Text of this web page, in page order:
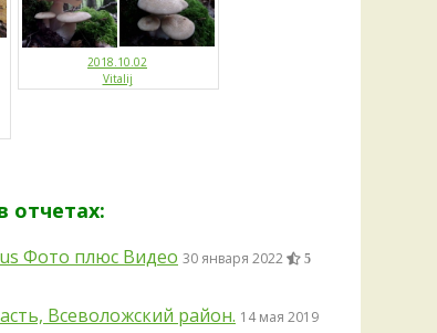
2018.10.02
Vitalij
отчетах:
Фото плюс Видео 30 января 2022
5
Всеволожский район. 14 мая 2019